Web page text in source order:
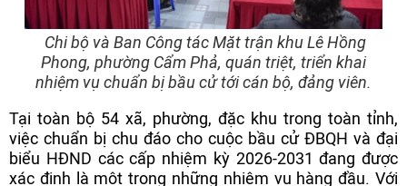
Chi bộ và Ban Công tác Mặt trận khu Lê Hồng
Phong, phường Cẩm Phả, quán triệt, triển khai
nhiệm vụ chuẩn bị bầu cử tới cán bộ, đảng viên.
Tại toàn bộ 54 xã, phường, đặc khu trong toàn tỉnh,
việc chuẩn bị chu đáo cho cuộc bầu cử ĐBQH và đại
biểu HĐND các cấp nhiệm kỳ 2026-2031 đang được
xác định là một trong những nhiệm vụ hàng đầu. Với